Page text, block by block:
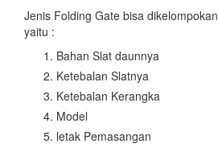
Jenis Folding Gate bisa
yaitu :
Bahan Slat daunnya
Ketebalan Slatnya
Ketebalan Kerangka
Model
letak Pemasangan